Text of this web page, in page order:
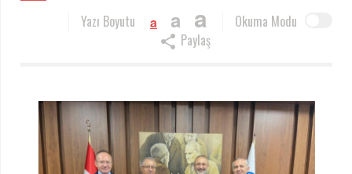
Okuma Modu
Yazı Boyutu a a a
Paylaş